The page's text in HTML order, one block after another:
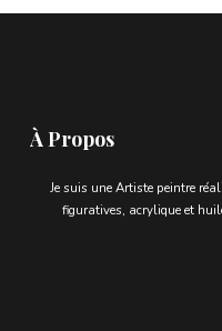
À Propos
Je suis une Artiste peintre
figuratives, acrylique et